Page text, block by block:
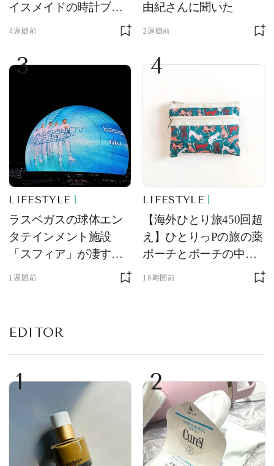
イスメイドの時計ブラ
ンド【フレデリック・
をレビュー。【それい
け！ 良品ハンター】
4週間前
由紀さんに聞いた
2週間前
3
LIFESTYLE
ラスベガスの球体エン
タテインメント施設
「スフィア」が凄すぎ
た！ ひとりっPが大後
1週間前
4
LIFESTYLE
【海外ひとり旅450回超
え】ひとりっPの旅の薬
ポーチとポーチの中身
を初公開！ 本当に使え
16時間前
EDITOR
1 2